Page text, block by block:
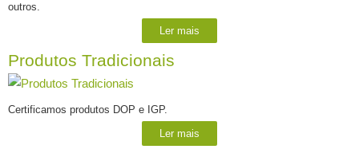
outros.
Ler mais
Produtos Tradicionais
Certificamos produtos DOP e IGP.
Ler mais